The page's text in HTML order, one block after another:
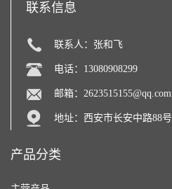
联系信息
联系人：张和飞
电话：13080908299
邮箱： 2623515155@qq.com
地址：西安市长安中路88号
产品分类